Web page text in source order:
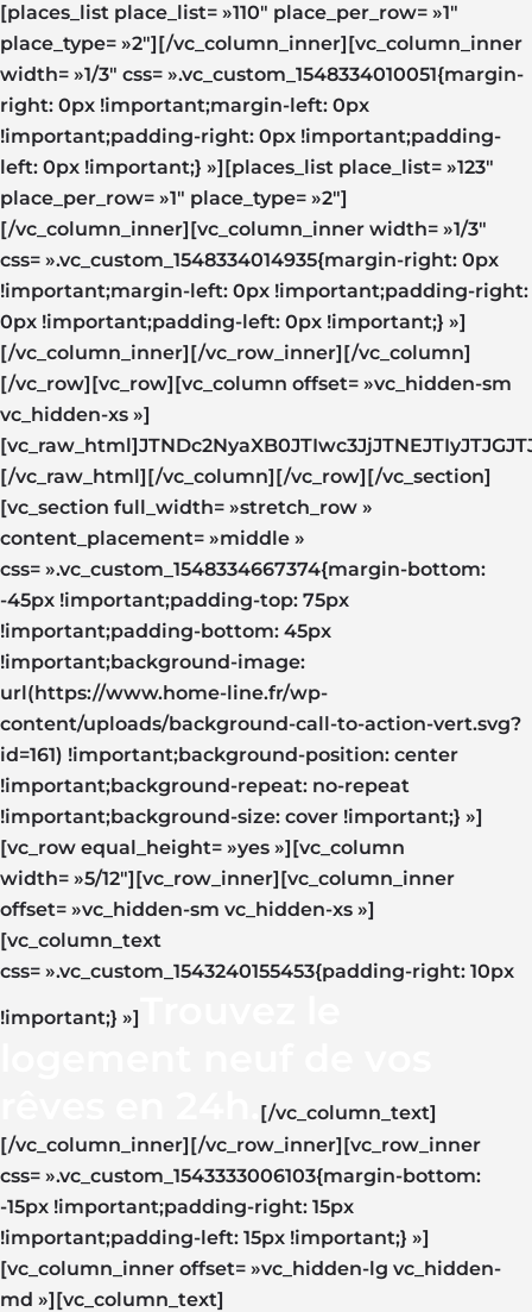
[places_list place_list= »110″ place_per_row= »1″
place_type= »2″][/vc_column_inner][vc_column_inner
width= »1/3″ css= ».vc_custom_1548334010051{margin-
right: 0px !important;margin-left: 0px
!important;padding-right: 0px !important;padding-
left: 0px !important;} »][places_list place_list= »123″
place_per_row= »1″ place_type= »2″]
[/vc_column_inner][vc_column_inner width= »1/3″
css= ».vc_custom_1548334014935{margin-right: 0px
!important;margin-left: 0px !important;padding-right:
0px !important;padding-left: 0px !important;} »]
[/vc_column_inner][/vc_row_inner][/vc_column]
[/vc_row][vc_row][vc_column offset= »vc_hidden-sm
vc_hidden-xs »]
[/vc_raw_html][/vc_column][/vc_row][/vc_section]
[vc_section full_width= »stretch_row »
content_placement= »middle »
css= ».vc_custom_1548334667374{margin-bottom:
-45px !important;padding-top: 75px
!important;padding-bottom: 45px
!important;background-image:
url(https://www.home-line.fr/wp-
content/uploads/background-call-to-action-vert.svg?
id=161) !important;background-position: center
!important;background-repeat: no-repeat
!important;background-size: cover !important;} »]
[vc_row equal_height= »yes »][vc_column
width= »5/12″][vc_row_inner][vc_column_inner
offset= »vc_hidden-sm vc_hidden-xs »]
[vc_column_text
css= ».vc_custom_1543240155453{padding-right: 10px
!important;} »]
[/vc_column_text]
[/vc_column_inner][/vc_row_inner][vc_row_inner
css= ».vc_custom_1543333006103{margin-bottom:
-15px !important;padding-right: 15px
!important;padding-left: 15px !important;} »]
[vc_column_inner offset= »vc_hidden-lg vc_hidden-
md »][vc_column_text]